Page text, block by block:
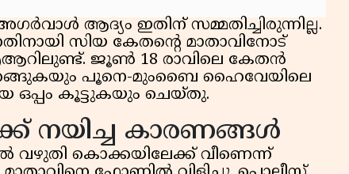
ആദ്യം ഇതിന് സമ്മതിച്ചിരുന്നില്ല.
സിയ കേതന്റെ മാതാവിനോട്
ജൂൺ 18 രാവിലെ കേതൻ
പൂനെ-മുംബൈ ഹൈവേയിലെ
ഒപ്പം കൂട്ടുകയും ചെയ്തു.
നയിച്ച കാരണങ്ങൾ
വഴുതി കൊക്കയിലേക്ക് വീണെന്ന്